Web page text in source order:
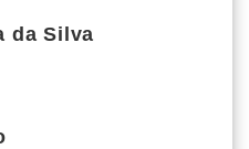
da Silva